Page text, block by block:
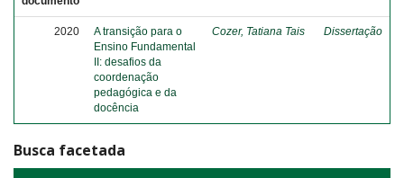
2020
A transição para o
Ensino Fundamental
II: desafios da
coordenação
pedagógica e da
docência
Cozer, Tatiana Tais Dissertação
Busca facetada